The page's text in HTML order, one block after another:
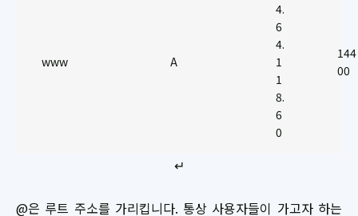
www A
4.
6
4.
1
1
8.
6
0
144
00
↵
@은 루트 주소를 가리킵니다. 통상 사용자들이 가고자 하는